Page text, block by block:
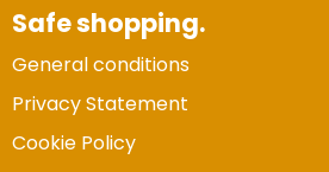
Safe shopping.
General conditions
Privacy Statement
Cookie Policy